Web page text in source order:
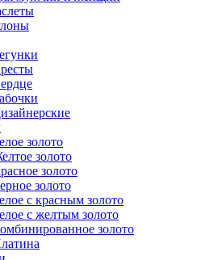
золото
золото
золото
золото
с красным золото
с желтым золото
золото